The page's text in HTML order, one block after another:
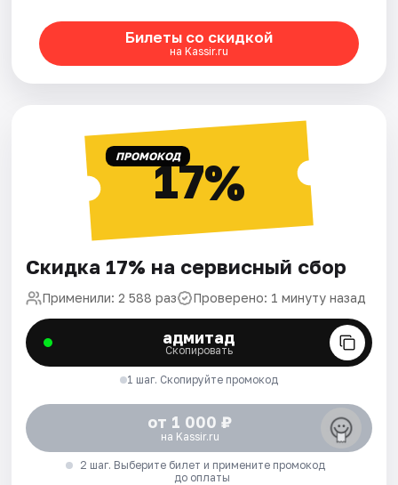
Билеты со скидкой
на Kassir.ru
ПРОМОКОД17%
Скидка 17% на сервисный сбор
Применили: 2 588 раз Проверено: 1 минуту назад
адмитад
Скопировать
1 шаг. Скопируйте промокод
от 1 000 ₽
на Kassir.ru
2 шаг. Выберите билет и примените промокод
до оплаты